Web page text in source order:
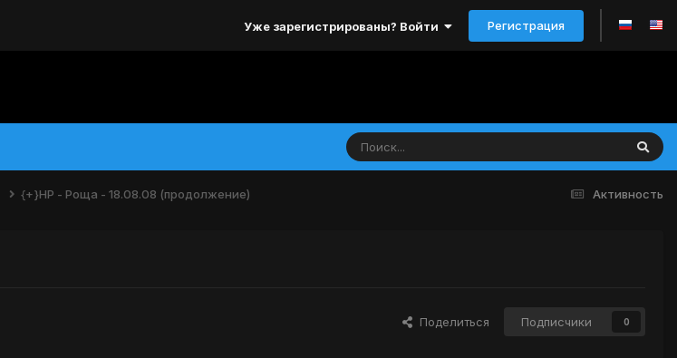
Уже зарегистрированы? Войти Регистрация
Активность
{+}НР - Роща - 18.08.08 (продолжение)
Поделиться Подписчики 0